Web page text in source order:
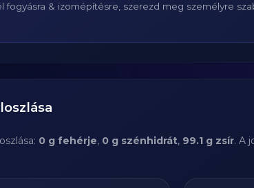
& izomépítésre, szerezd meg személyre
0 g fehérje, 0 g szénhidrát, 99.1 g zsír. A